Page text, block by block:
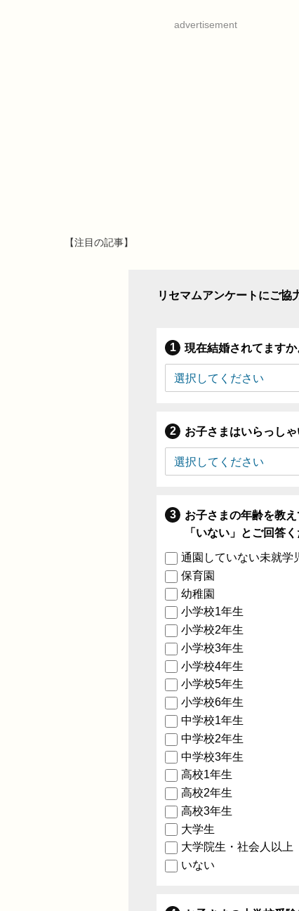
advertisement
【注目の記事】
リセマムアンケートにご協
現在結婚されてますか
お子さまはいらっしゃ
お子さまの年齢を教
「いない」とご回答く
通園していない未就学
保育園
幼稚園
小学校1年生
小学校2年生
小学校3年生
小学校4年生
小学校5年生
小学校6年生
中学校1年生
中学校2年生
中学校3年生
高校1年生
高校2年生
高校3年生
大学生
大学院生・社会人以上
いない